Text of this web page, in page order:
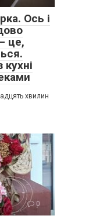
Ось і
це,
кухні
хвилин
0